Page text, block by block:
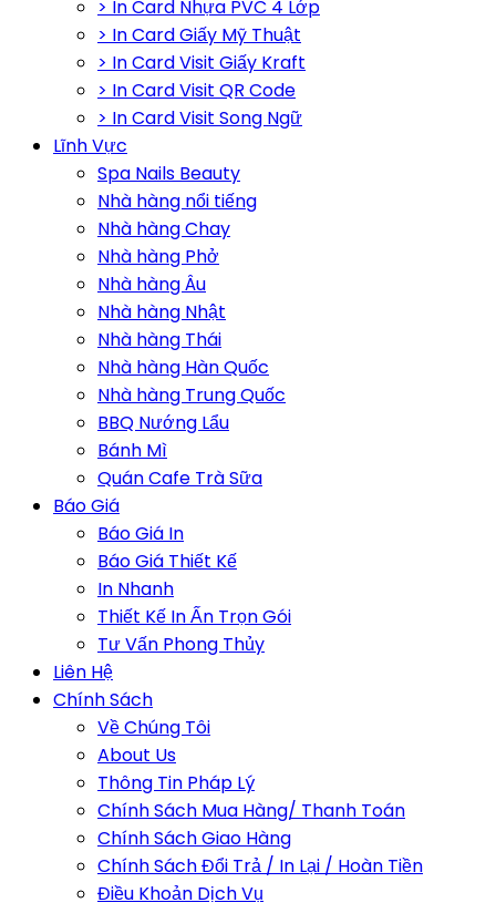
> In Card Nhựa PVC 4 Lớp
> In Card Giấy Mỹ Thuật
> In Card Visit Giấy Kraft
> In Card Visit QR Code
> In Card Visit Song Ngữ
Lĩnh Vực
Spa Nails Beauty
Nhà hàng nổi tiếng
Nhà hàng Chay
Nhà hàng Phở
Nhà hàng Âu
Nhà hàng Nhật
Nhà hàng Thái
Nhà hàng Hàn Quốc
Nhà hàng Trung Quốc
BBQ Nướng Lẩu
Bánh Mì
Quán Cafe Trà Sữa
Báo Giá
Báo Giá In
Báo Giá Thiết Kế
In Nhanh
Thiết Kế In Ấn Trọn Gói
Tư Vấn Phong Thủy
Liên Hệ
Chính Sách
Về Chúng Tôi
About Us
Thông Tin Pháp Lý
Chính Sách Mua Hàng/ Thanh Toán
Chính Sách Giao Hàng
Chính Sách Đổi Trả / In Lại / Hoàn Tiền
Điều Khoản Dịch Vụ